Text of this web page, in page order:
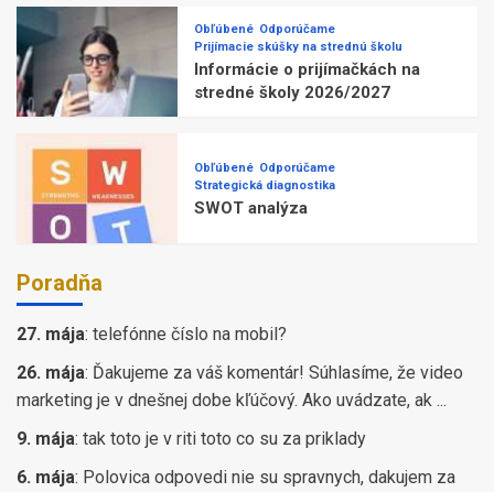
Obľúbené Odporúčame
Prijímacie skúšky na strednú školu
Informácie o prijímačkách na
stredné školy 2026/2027
Obľúbené Odporúčame
Strategická diagnostika
SWOT analýza
Poradňa
27. mája: telefónne číslo na mobil?
26. mája: Ďakujeme za váš komentár! Súhlasíme, že video
marketing je v dnešnej dobe kľúčový. Ako uvádzate, ak ...
9. mája: tak toto je v riti toto co su za priklady
6. mája: Polovica odpovedi nie su spravnych, dakujem za